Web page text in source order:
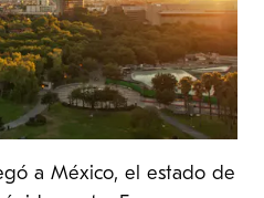
a México, el estado de